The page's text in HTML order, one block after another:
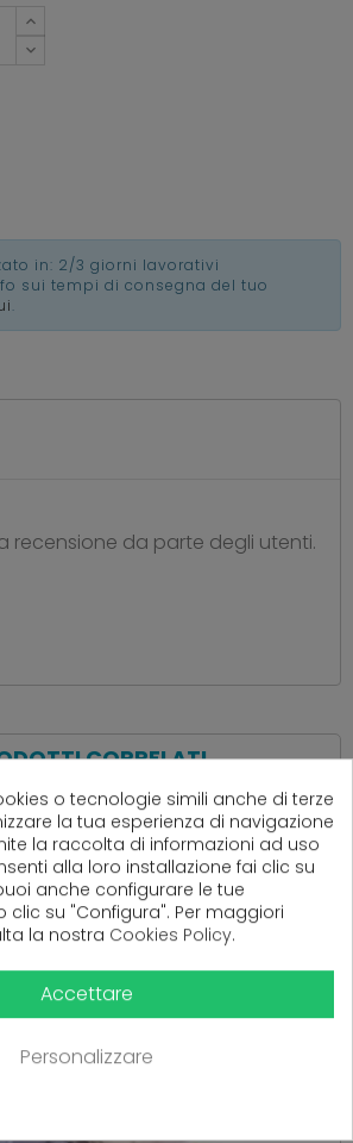
in: 2/3 giorni lavorativi
sui tempi di consegna del tuo
.
recensione da parte degli utenti.
CORRELATI
nella stessa categoria )
o tecnologie simili anche di terze
la tua esperienza di navigazione
la raccolta di informazioni ad uso
alla loro installazione fai clic su
anche configurare le tue
clic su "Configura". Per maggiori
la nostra Cookies Policy.
Accettare
Personalizzare